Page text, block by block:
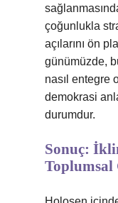
çoğunlukla
açılarını ön
günümüzde,
nasıl entegre
demokrasi
durumdur.
Sonuç: